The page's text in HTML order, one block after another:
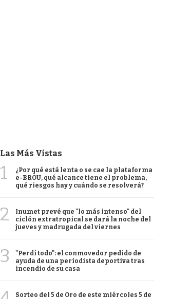
Las Más Vistas
1
¿Por qué está lenta o se cae la plataforma
e-BROU, qué alcance tiene el problema,
qué riesgos hay y cuándo se resolverá?
2
Inumet prevé que "lo más intenso" del
ciclón extratropical se dará la noche del
jueves y madrugada del viernes
3
"Perdí todo": el conmovedor pedido de
ayuda de una periodista deportiva tras
incendio de su casa
Sorteo del 5 de Oro de este miércoles 5 de